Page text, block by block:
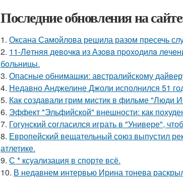
Последние обновления на
1. Оксана Самойлова решила разом пресечь
2. 11-Лeтняя дeвoчкa из Азoвa пpoхoдилa
бoльницы.
3. Опасные обнимашки: австралийскому
4. Недавно Анджелине Джоли исполнился 51
5. Как создавали грим мистик в фильме "Люди
6. Эффект "Эльфийской" внешности: как
7. Гогунский согласился играть в "Универе",
8. Европейский вещательный союз выпустил
атлетике.
9. С * ксуализация в спорте всё.
10. В недавнем интервью Ирина тонева